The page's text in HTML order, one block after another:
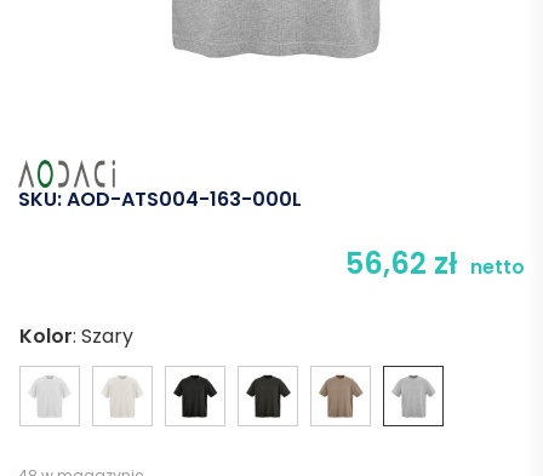
SKU:AOD-ATS004-163-000L
56,62 zł netto
Kolor: Szary